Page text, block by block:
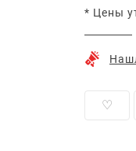
* Цены
♡